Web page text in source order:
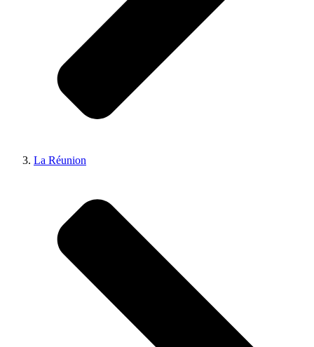
La Réunion